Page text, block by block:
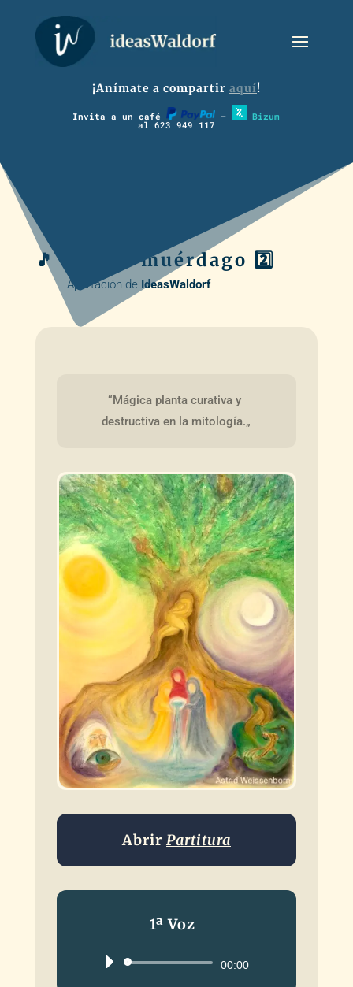
¡Anímate a compartir aquí!
Invita a un café – Bizum
al 623 949 117
🎵 🥁 💬 El muérdago 2️⃣
Aportación de IdeasWaldorf
“Mágica planta curativa y
destructiva en la mitología.„
Abrir Partitura
1ª Voz
Reproductor00:00